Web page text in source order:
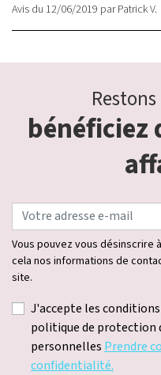
Avis du 12/06/2019 parPatrick V.
bénéficiez
Vous pouvez vous désinscrire
cela nos informations de
site.
J'accepte les
politique de protection
personnelles Prendre
confidentialité.